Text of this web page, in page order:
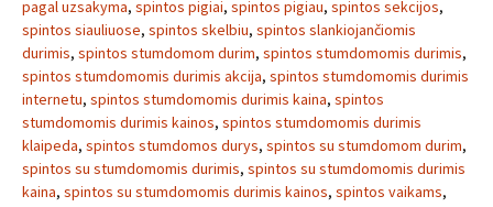
pagal uzsakyma, spintos pigiai, spintos pigiau, spintos sekcijos,
spintos siauliuose, spintos skelbiu, spintos slankiojančiomis
durimis, spintos stumdomom durim, spintos stumdomomis durimis,
spintos stumdomomis durimis akcija, spintos stumdomomis durimis
internetu, spintos stumdomomis durimis kaina, spintos
stumdomomis durimis kainos, spintos stumdomomis durimis
klaipeda, spintos stumdomos durys, spintos su stumdomom durim,
spintos su stumdomomis durimis, spintos su stumdomomis durimis
kaina, spintos su stumdomomis durimis kainos, spintos vaikams,